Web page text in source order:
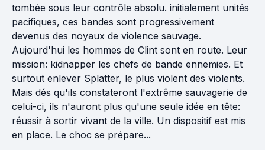
tombée sous leur contrôle absolu. initialement unités
pacifiques, ces bandes sont progressivement
devenus des noyaux de violence sauvage.
Aujourd'hui les hommes de Clint sont en route. Leur
mission: kidnapper les chefs de bande ennemies. Et
surtout enlever Splatter, le plus violent des violents.
Mais dés qu'ils constateront l'extrême sauvagerie de
celui-ci, ils n'auront plus qu'une seule idée en tête:
réussir à sortir vivant de la ville. Un dispositif est mis
en place. Le choc se prépare...